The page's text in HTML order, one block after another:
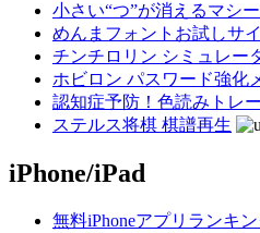
小さい“つ”が消えるマシ
めんまフォントお試しサ
チンチロリン シミュレー
ホビロン パスワード強化
認知症予防！色読みトレ
ステルス将棋 棋譜再生
iPhone/iPad
無料iPhoneアプリランキ